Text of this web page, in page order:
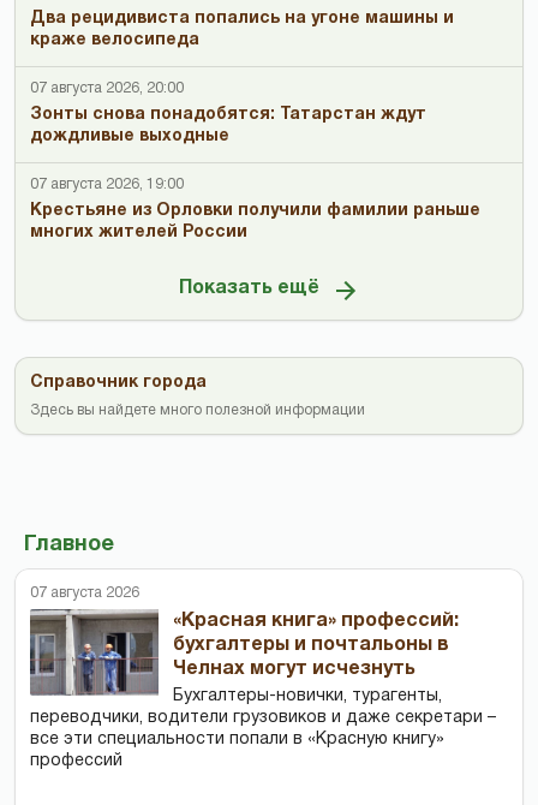
Два рецидивиста попались на угоне машины и
краже велосипеда
07 августа 2026, 20:00
Зонты снова понадобятся: Татарстан ждут
дождливые выходные
07 августа 2026, 19:00
Крестьяне из Орловки получили фамилии раньше
многих жителей России
Показать ещё
Справочник города
Здесь вы найдете много полезной информации
Главное
07 августа 2026
«Красная книга» профессий:
бухгалтеры и почтальоны в
Челнах могут исчезнуть
Бухгалтеры-новички, тур­агенты,
переводчики, водители грузовиков и даже секретари –
все эти специальности попали в «Красную книгу»
профессий